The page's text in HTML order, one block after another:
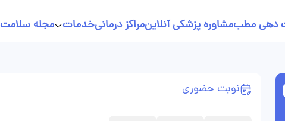
دهی مطبمشاوره پزشکی آنلاینمراکز درمانیخدمات مجله سلامت
نوبت حضوری